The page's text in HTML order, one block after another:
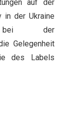
auf der
in der Ukraine
bei der
Gelegenheit
des Labels